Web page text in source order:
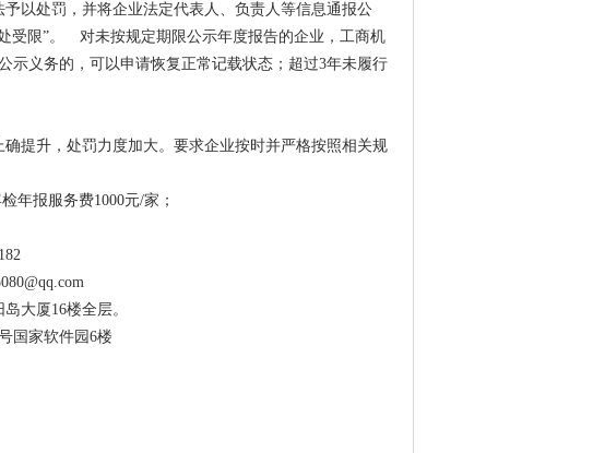
以处罚，并将企业法定代表人、负责人等信息通报公
受限”。 对未按规定期限公示年度报告的企业，工商机
示义务的，可以申请恢复正常记载状态；超过3年未履行
提升，处罚力度加大。要求企业按时并严格按照相关规
年报服务费1000元/家；
大厦16楼全层。
国家软件园6楼